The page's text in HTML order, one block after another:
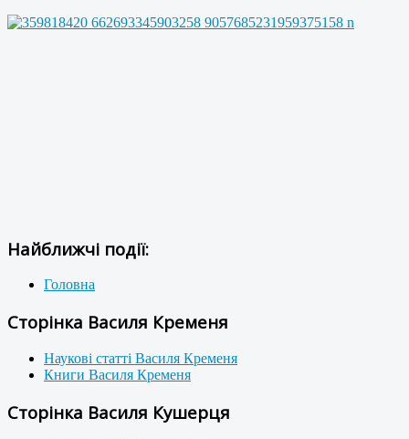
Найближчі події:
Головна
Сторінка Василя Кременя
Наукові статті Василя Кременя
Книги Василя Кременя
Сторінка Василя Кушерця